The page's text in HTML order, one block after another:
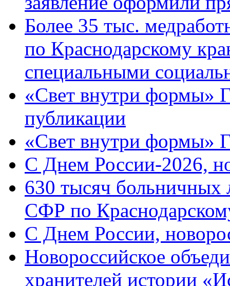
Более 35 тыс.
по Краснодарскому
специальными
«Свет внутри формы»
публикации
«Свет внутри формы»
C Днем России-2026,
630 тысяч больничных
СФР по
C Днем России,
Новороссийское
хранителей истории